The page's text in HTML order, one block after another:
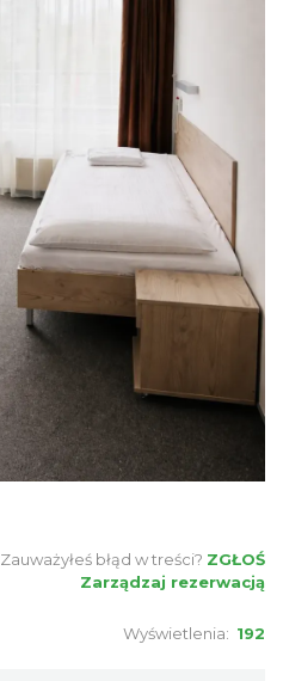
Zauważyłeś błąd w treści? ZGŁOŚ
Zarządzaj rezerwacją
Wyświetlenia: 192